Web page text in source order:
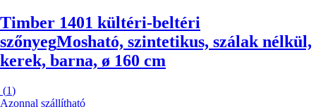
Timber 1401 kültéri-beltéri
szőnyegMosható, szintetikus, szálak nélkül,
kerek, barna, ø 160 cm
(1)
Azonnal szállítható